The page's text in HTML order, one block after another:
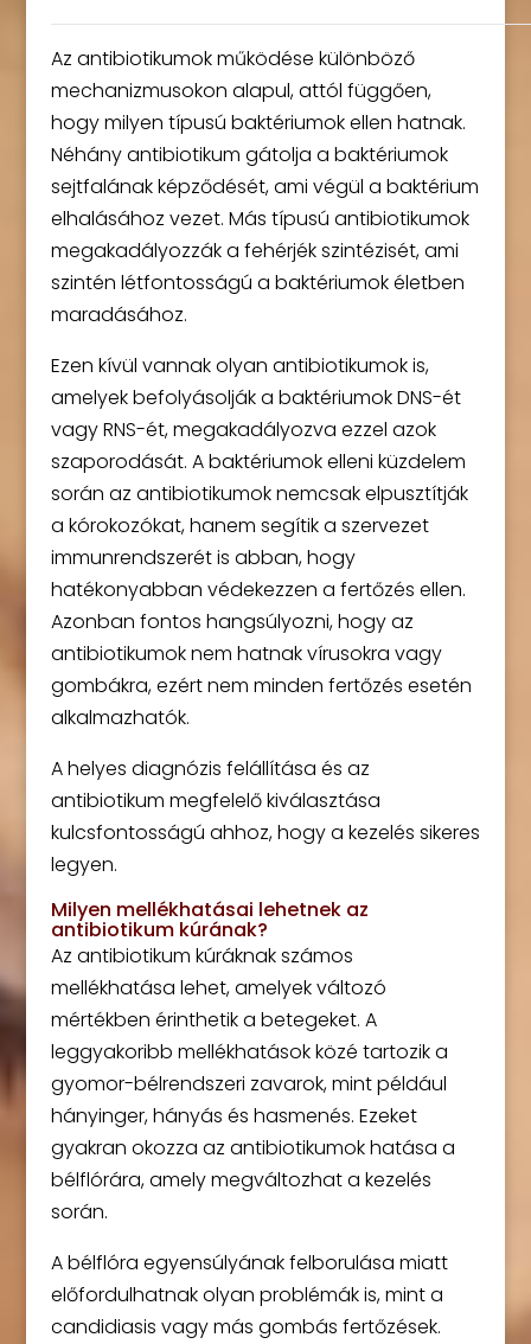
Az antibiotikumok működése különböző
mechanizmusokon alapul, attól függően,
hogy milyen típusú baktériumok ellen hatnak.
Néhány antibiotikum gátolja a baktériumok
sejtfalának képződését, ami végül a baktérium
elhalásához vezet. Más típusú antibiotikumok
megakadályozzák a fehérjék szintézisét, ami
szintén létfontosságú a baktériumok életben
maradásához.
Ezen kívül vannak olyan antibiotikumok is,
amelyek befolyásolják a baktériumok DNS-ét
vagy RNS-ét, megakadályozva ezzel azok
szaporodását. A baktériumok elleni küzdelem
során az antibiotikumok nemcsak elpusztítják
a kórokozókat, hanem segítik a szervezet
immunrendszerét is abban, hogy
hatékonyabban védekezzen a fertőzés ellen.
Azonban fontos hangsúlyozni, hogy az
antibiotikumok nem hatnak vírusokra vagy
gombákra, ezért nem minden fertőzés esetén
alkalmazhatók.
A helyes diagnózis felállítása és az
antibiotikum megfelelő kiválasztása
kulcsfontosságú ahhoz, hogy a kezelés sikeres
legyen.
Milyen mellékhatásai lehetnek az
antibiotikum kúrának?
Az antibiotikum kúráknak számos
mellékhatása lehet, amelyek változó
mértékben érinthetik a betegeket. A
leggyakoribb mellékhatások közé tartozik a
gyomor-bélrendszeri zavarok, mint például
hányinger, hányás és hasmenés. Ezeket
gyakran okozza az antibiotikumok hatása a
bélflórára, amely megváltozhat a kezelés
során.
A bélflóra egyensúlyának felborulása miatt
előfordulhatnak olyan problémák is, mint a
candidiasis vagy más gombás fertőzések.